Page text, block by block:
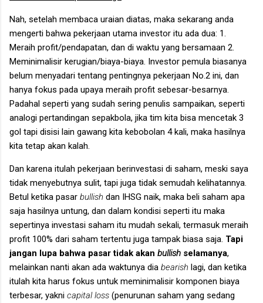
Nah, setelah membaca uraian diatas, maka sekarang anda
mengerti bahwa pekerjaan utama investor itu ada dua: 1.
Meraih profit/pendapatan, dan di waktu yang bersamaan 2.
Meminimalisir kerugian/biaya-biaya. Investor pemula biasanya
belum menyadari tentang pentingnya pekerjaan No.2 ini, dan
hanya fokus pada upaya meraih profit sebesar-besarnya.
Padahal seperti yang sudah sering penulis sampaikan, seperti
analogi pertandingan sepakbola, jika tim kita bisa mencetak 3
gol tapi disisi lain gawang kita kebobolan 4 kali, maka hasilnya
kita tetap akan kalah.
Dan karena itulah pekerjaan berinvestasi di saham, meski saya
tidak menyebutnya sulit, tapi juga tidak semudah kelihatannya.
Betul ketika pasar bullish dan IHSG naik, maka beli saham apa
saja hasilnya untung, dan dalam kondisi seperti itu maka
sepertinya investasi saham itu mudah sekali, termasuk meraih
profit 100% dari saham tertentu juga tampak biasa saja. Tapi
jangan lupa bahwa pasar tidak akan bullish selamanya,
melainkan nanti akan ada waktunya dia bearish lagi, dan ketika
itulah kita harus fokus untuk meminimalisir komponen biaya
terbesar, yakni capital loss (penurunan saham yang sedang